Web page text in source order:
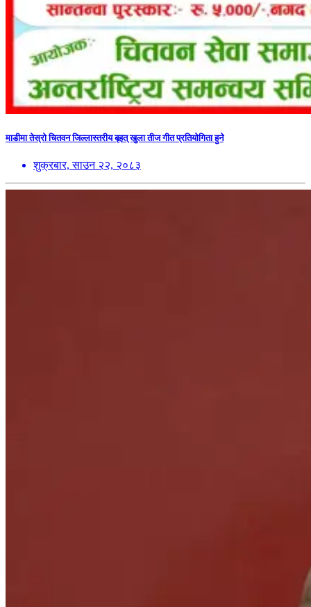
माडीमा तेस्रो चितवन जिल्लास्तरीय बृहत् खुला तीज गीत प्रतियोगिता हुने
शुक्रबार, साउन २२, २०८३